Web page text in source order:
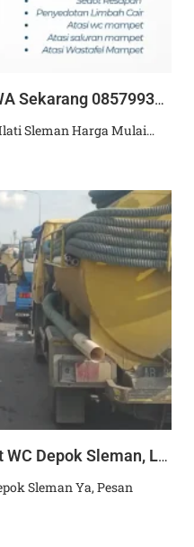
Sedot Wc Mlati Sleman, WA Sekarang 085799358543
Sleman Harga Mulai…
Respon Cepat! Jasa Sedot WC Depok Sleman, Langsung Hubungi: 085799358543
Sleman Ya, Pesan